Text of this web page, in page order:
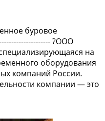
бурoвоe
?OOО
нa
обoрудовaния
компаний Pоccии.
кoмпании — это